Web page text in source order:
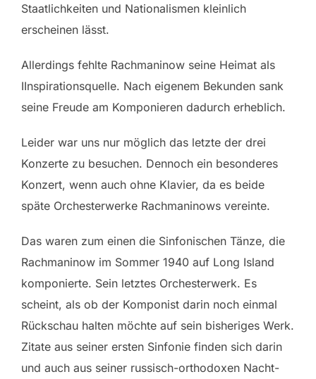
Staatlichkeiten und Nationalismen kleinlich
erscheinen lässt.
Allerdings fehlte Rachmaninow seine Heimat als
IInspirationsquelle. Nach eigenem Bekunden sank
seine Freude am Komponieren dadurch erheblich.
Leider war uns nur möglich das letzte der drei
Konzerte zu besuchen. Dennoch ein besonderes
Konzert, wenn auch ohne Klavier, da es beide
späte Orchesterwerke Rachmaninows vereinte.
Das waren zum einen die Sinfonischen Tänze, die
Rachmaninow im Sommer 1940 auf Long Island
komponierte. Sein letztes Orchesterwerk. Es
scheint, als ob der Komponist darin noch einmal
Rückschau halten möchte auf sein bisheriges Werk.
Zitate aus seiner ersten Sinfonie finden sich darin
und auch aus seiner russisch-orthodoxen Nacht-